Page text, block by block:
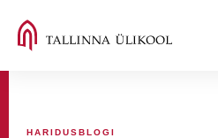
HARIDUSBLOGI